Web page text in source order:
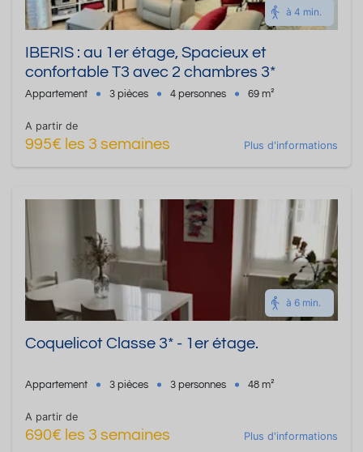
à 4 min.
IBERIS : au 1er étage, Spacieux et
confortable T3 avec 2 chambres 3*
Appartement 3 pièces 4 personnes 69 m²
A partir de
995€ les 3 semaines Plus d'informations
à 6 min.
Coquelicot Classe 3* - 1er étage.
Appartement 3 pièces 3 personnes 48 m²
A partir de
690€ les 3 semaines Plus d'informations